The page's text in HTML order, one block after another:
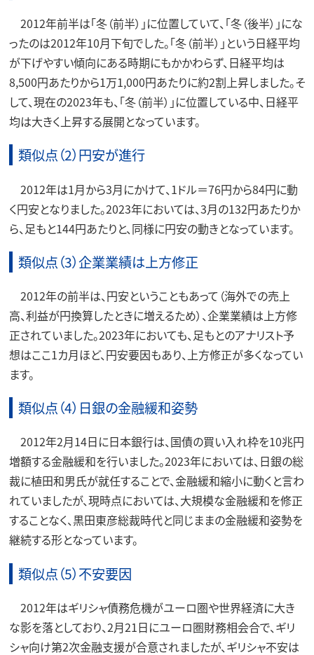
2012年前半は「冬（前半）」に位置していて、「冬（後半）」にな
ったのは2012年10月下旬でした。「冬（前半）」という日経平均
が下げやすい傾向にある時期にもかかわらず、日経平均は
8,500円あたりから1万1,000円あたりに約2割上昇しました。そ
して、現在の2023年も、「冬（前半）」に位置している中、日経平
均は大きく上昇する展開となっています。
類似点（2）円安が進行
2012年は1月から3月にかけて、1ドル＝76円から84円に動
く円安となりました。2023年においては、3月の132円あたりか
ら、足もと144円あたりと、同様に円安の動きとなっています。
類似点（3）企業業績は上方修正
2012年の前半は、円安ということもあって（海外での売上
高、利益が円換算したときに増えるため）、企業業績は上方修
正されていました。2023年においても、足もとのアナリスト予
想はここ1カ月ほど、円安要因もあり、上方修正が多くなってい
ます。
類似点（4）日銀の金融緩和姿勢
2012年2月14日に日本銀行は、国債の買い入れ枠を10兆円
増額する金融緩和を行いました。2023年においては、日銀の総
裁に植田和男氏が就任することで、金融緩和縮小に動くと言わ
れていましたが、現時点においては、大規模な金融緩和を修正
することなく、黒田東彦総裁時代と同じままの金融緩和姿勢を
継続する形となっています。
類似点（5）不安要因
2012年はギリシャ債務危機がユーロ圏や世界経済に大き
な影を落としており、2月21日にユーロ圏財務相会合で、ギリ
シャ向け第2次金融支援が合意されましたが、ギリシャ不安は